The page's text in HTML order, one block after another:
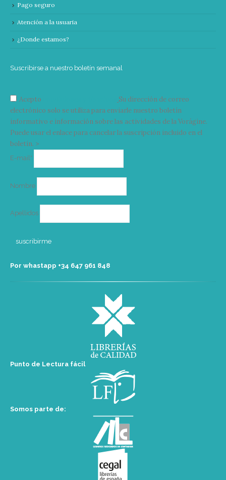
Pago seguro
Atención a la usuaria
¿Donde estamos?
Suscribirse a nuestro boletín semanal
Acepto
Su dirección de correo
electrónico solo se utiliza para enviarle nuestro boletín
informativo e información sobre las actividades de la Vorágine.
Puede usar el enlace para cancelar la suscripción incluido en el
boletín. >
E-mail*
Nombre
Apellidos
Por whastapp +34 ‭647 961 848‬
Punto de Lectura fácil
Somos parte de: